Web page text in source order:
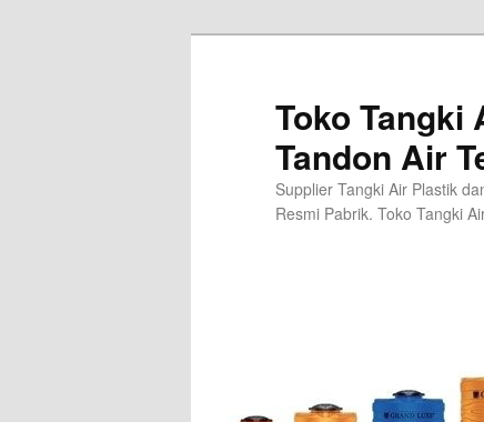
Toko Tangki
Tandon Air
Supplier Tangki Air Plastik
Resmi Pabrik. Toko Tangki